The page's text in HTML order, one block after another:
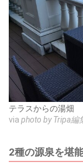
テラスからの湯畑
via photo by Tripa編
2種の源泉を堪